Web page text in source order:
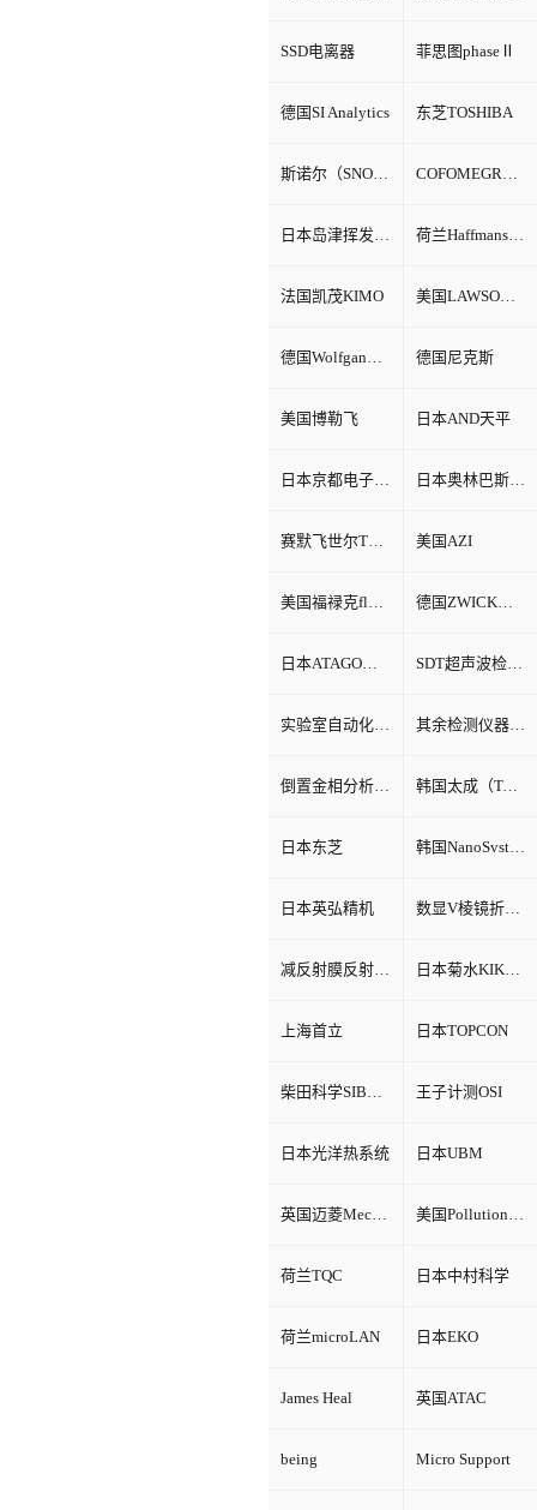
SSD电离器 菲思图phaseⅡ
德国SI Analytics 东芝TOSHIBA
斯诺尔（SNOL） COFOMEGRA盐雾腐蚀试验箱
日本岛津挥发性有机物VOC检测 荷兰Haffmans（哈夫曼）
法国凯茂KIMO 美国LAWSON劳森海默菲尔
德国Wolfgang Warmbier 德国尼克斯
美国博勒飞 日本AND天平
日本京都电子KEM 日本奥林巴斯Olympus
赛默飞世尔Thermo Fisher 美国AZI
美国福禄克fluke 德国ZWICK兹韦克
日本ATAGO（爱宕）折光仪 SDT超声波检测仪
实验室自动化系统 其余检测仪器设备
倒置金相分析显微镜 韩国太成（TAE SUNG）
日本东芝 韩国NanoSvstem
日本英弘精机 数显V棱镜折射率测试仪
减反射膜反射比智能测试仪 日本菊水KIKUSUI
上海首立 日本TOPCON
柴田科学SIBATA 王子计测OSI
日本光洋热系统 日本UBM
英国迈菱Mecmesin 美国Pollution Control Products
荷兰TQC 日本中村科学
荷兰microLAN 日本EKO
James Heal 英国ATAC
being Micro Support